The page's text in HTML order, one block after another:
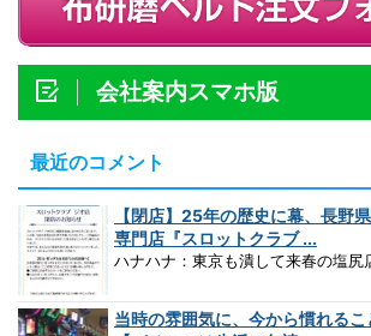
会社案内スマホ版
最近のコメント
【閉店】25年の歴史に幕、長野
専門店『スロットクラブ ...
ハナハナ：東京も潰して来春の塩尻
当時の雰囲気に、今から慣れるこ